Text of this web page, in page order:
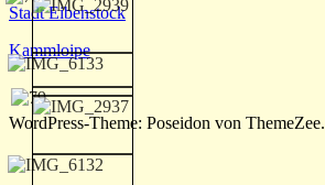
Stadt Eibenstock
Kammloipe
WordPress-Theme: Poseidon von ThemeZee.